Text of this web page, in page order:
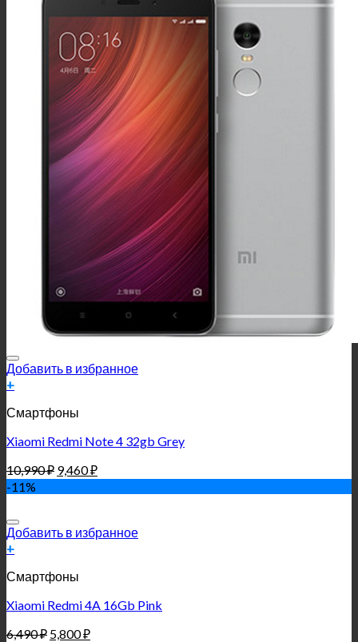
Добавить в избранное
+
Смартфоны
Xiaomi Redmi Note 4 32gb Grey
10,990₽ 9,460₽
-11%
Добавить в избранное
+
Смартфоны
Xiaomi Redmi 4A 16Gb Pink
6,490₽ 5,800₽